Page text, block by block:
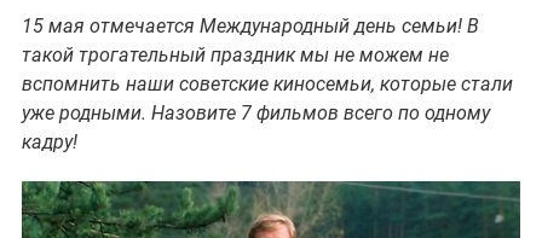
15 мая отмечается Международный день семьи! В
такой трогательный праздник мы не можем не
вспомнить наши советские киносемьи, которые стали
уже родными. Назовите 7 фильмов всего по одному
кадру!